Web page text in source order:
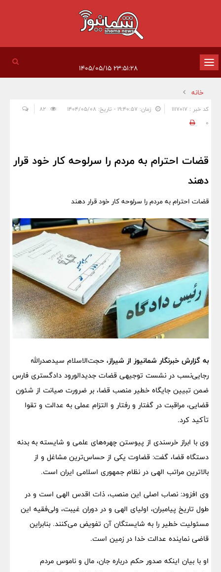
تغییر
وضعیت
ناوبری
خانه
کد خبر : 1117017 زمان: ۱۹:۴۰:۵۷ - تاریخ: ۱۴۰۴/۰۵/۰۸
0
قضات احترام به مردم را سرلوحه کار خود قرار
دهند
قضات احترام به مردم را سرلوحه کار خود قرار دهند
به گزارش خبرنگار شمانیوز از شیراز، حجت‌الاسلام سیدصدرالله
رجایی‌نسب در نشست توجیهی قضات جدیدالورود دادگستری فارس
ضمن تبیین جایگاه خطیر منصب قضا، بر ضرورت صیانت از شئون
قضایی، مراقبت در گفتار و رفتار و التزام عملی به عدالت و تقوا
تأکید کرد.
وی با ابراز خرسندی از پیوستن چهره‌های علمی و شایسته به بدنه
دستگاه قضا، گفت: قضاوت یکی از حساس‌ترین مشاغل و از
بالاترین مراتب الهی در نظام جمهوری اسلامی ایران است.
وی افزود: نصاب اصلی این منصب، ذات اقدس الهی است و در
طول تاریخ پیامبران، اولیای الهی و در دوران غیبت، ولی‌فقیه این
مسئولیت خطیر را به شایستگان آن تفویض می‌کنند. بنابراین
قاضی نماینده‌ عدالت خدا در زمین است.
او با بیان اینکه صدور حکم درباره جان، مال و ناموس مردم